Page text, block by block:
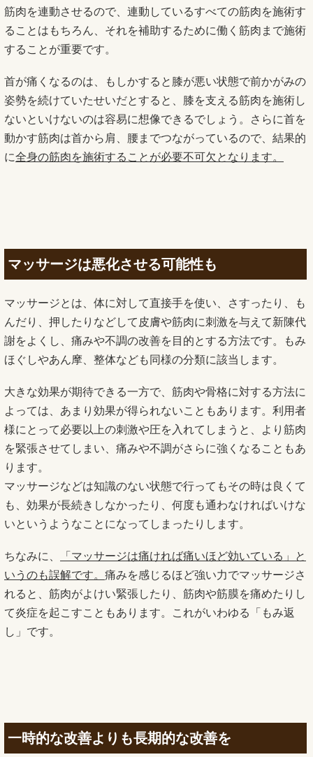
筋肉を連動させるので、連動しているすべての筋肉を施術す
ることはもちろん、それを補助するために働く筋肉まで施術
することが重要です。
首が痛くなるのは、もしかすると膝が悪い状態で前かがみの
姿勢を続けていたせいだとすると、膝を支える筋肉を施術し
ないといけないのは容易に想像できるでしょう。さらに首を
動かす筋肉は首から肩、腰までつながっているので、結果的
に全身の筋肉を施術することが必要不可欠となります。
マッサージは悪化させる可能性も
マッサージとは、体に対して直接手を使い、さすったり、も
んだり、押したりなどして皮膚や筋肉に刺激を与えて新陳代
謝をよくし、痛みや不調の改善を目的とする方法です。もみ
ほぐしやあん摩、整体なども同様の分類に該当します。
大きな効果が期待できる一方で、筋肉や骨格に対する方法に
よっては、あまり効果が得られないこともあります。利用者
様にとって必要以上の刺激や圧を入れてしまうと、より筋肉
を緊張させてしまい、痛みや不調がさらに強くなることもあ
ります。
マッサージなどは知識のない状態で行ってもその時は良くて
も、効果が長続きしなかったり、何度も通わなければいけな
いというようなことになってしまったりします。
ちなみに、
「マッサージは痛ければ痛いほど効いている」と
いうのも誤解です。 痛みを感じるほど強い力でマッサージさ
れると、筋肉がよけい緊張したり、筋肉や筋膜を痛めたりし
て炎症を起こすこともあります。これがいわゆる「もみ返
し」です。
一時的な改善よりも長期的な改善を